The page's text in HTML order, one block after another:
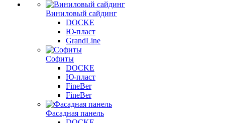
Виниловый сайдинг
DOCKE
Ю-пласт
GrandLine
Софиты
DOCKE
Ю-пласт
FineBer
FineBer
Фасадная панель